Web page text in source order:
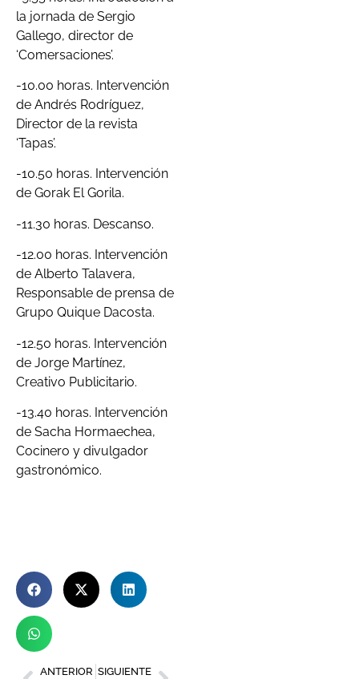
la jornada de Sergio
Gallego, director de
‘Comersaciones’.
-10.00 horas. Intervención
de Andrés Rodríguez,
Director de la revista
‘Tapas’.
-10.50 horas. Intervención
de Gorak El Gorila.
-11.30 horas. Descanso.
-12.00 horas. Intervención
de Alberto Talavera,
Responsable de prensa de
Grupo Quique Dacosta.
-12.50 horas. Intervención
de Jorge Martínez,
Creativo Publicitario.
-13.40 horas. Intervención
de Sacha Hormaechea,
Cocinero y divulgador
gastronómico.
ANTERIOR SIGUIENTE